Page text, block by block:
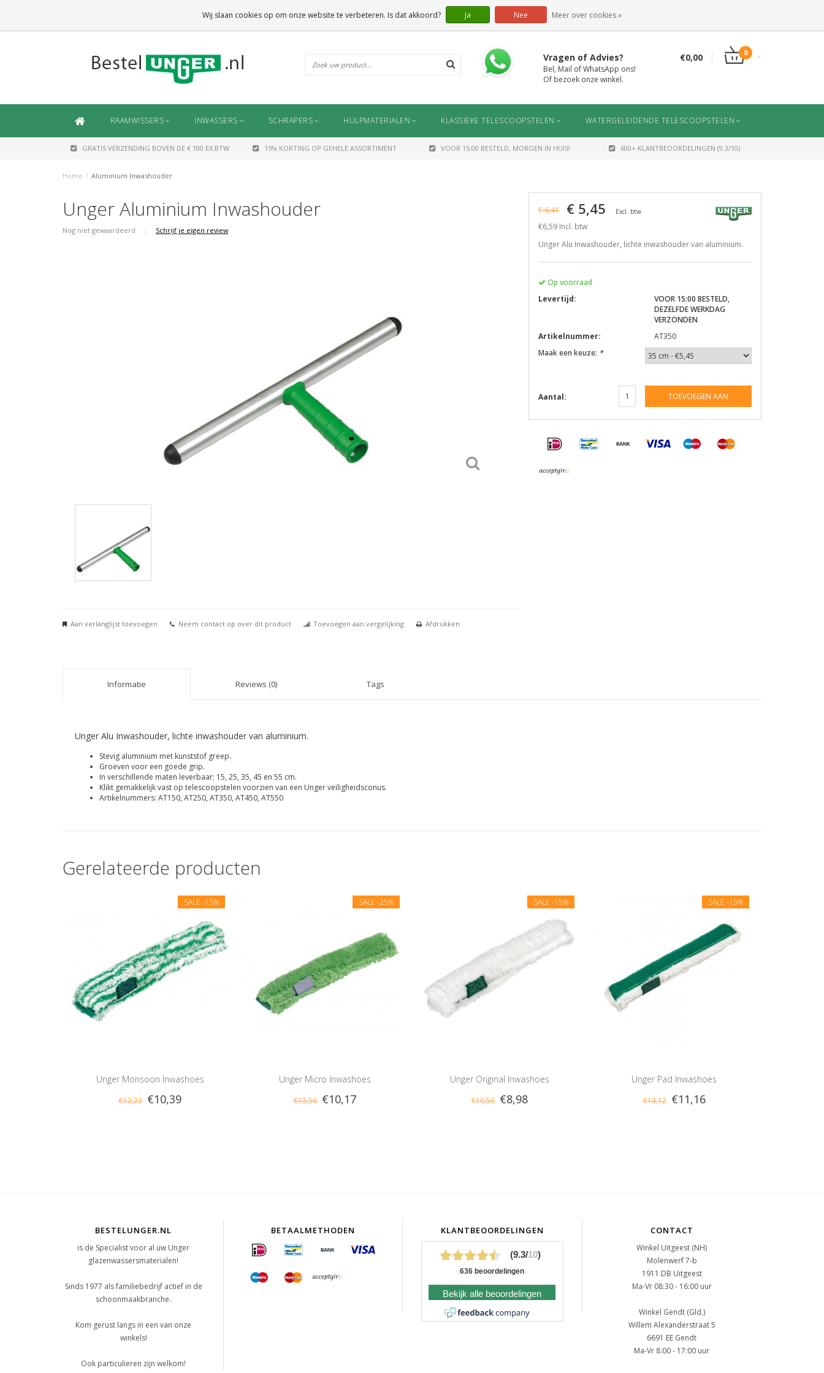
Vragen of Advies?
Bel, Mail of WhatsApp ons!
Of bezoek onze winkel.
€0,00 0
RAAMWISSERS INWASSERS SCHRAPERS HULPMATERIALEN KLASSIEKE TELESCOOPSTELEN WATERGELEIDENDE TELESCOOPSTELEN
GRATIS VERZENDING BOVEN DE € 100 EX.BTW 15% KORTING OP GEHELE ASSORTIMENT VOOR 15:00 BESTELD, MORGEN IN HUIS! 600+ KLANTBEOORDELINGEN (9.3/10)
Home / Aluminium Inwashouder
Unger Aluminium Inwashouder
Nog niet gewaardeerd | Schrijf je eigen review
Aan verlanglijst toevoegen Neem contact op over dit product Toevoegen aan vergelijking Afdrukken
€ 6,41 € 5,45 Excl. btw
€6,59 Incl. btw
Unger Alu Inwashouder, lichte inwashouder van aluminium.
Op voorraad
Levertijd:
VOOR 15:00 BESTELD,
DEZELFDE WERKDAG
VERZONDEN
Artikelnummer:
AT350
Maak een keuze: *
Aantal: TOEVOEGEN AAN
WINKELWAGEN
Informatie Reviews (0) Tags
Unger Alu Inwashouder, lichte inwashouder van aluminium.
Stevig aluminium met kunststof greep.
Groeven voor een goede grip.
In verschillende maten leverbaar; 15, 25, 35, 45 en 55 cm.
Klikt gemakkelijk vast op telescoopstelen voorzien van een Unger veiligheidsconus.
Artikelnummers: AT150, AT250, AT350, AT450, AT550
Gerelateerde producten
SALE -15%
Unger Monsoon Inwashoes
€12,23 €10,39
SALE -25%
Unger Micro Inwashoes
€13,56 €10,17
SALE -15%
Unger Original Inwashoes
€10,56 €8,98
SALE -15%
Unger Pad Inwashoes
€13,12 €11,16
BESTELUNGER.NL
is de Specialist voor al uw Unger
glazenwassersmaterialen!
Sinds 1977 als familiebedrijf actief in de
schoonmaakbranche.
Kom gerust langs in een van onze
winkels!
Ook particulieren zijn welkom!
BETAALMETHODEN KLANTBEOORDELINGEN
(9.3/10)
636 beoordelingen
Bekijk alle beoordelingen
CONTACT
Winkel Uitgeest (NH)
Molenwerf 7-b
1911 DB Uitgeest
Ma-Vr 08:30 - 16:00 uur
Winkel Gendt (Gld.)
Willem Alexanderstraat 5
6691 EE Gendt
Ma-Vr 8:00 - 17:00 uur
Wij slaan cookies op om onze website te verbeteren. Is dat akkoord? Ja Nee Meer over cookies »